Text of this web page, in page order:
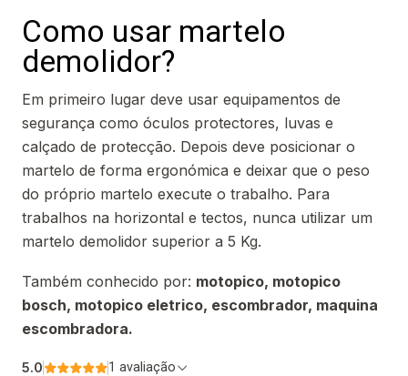
Como usar martelo
demolidor?
Em primeiro lugar deve usar equipamentos de
segurança como óculos protectores, luvas e
calçado de protecção. Depois deve posicionar o
martelo de forma ergonómica e deixar que o peso
do próprio martelo execute o trabalho. Para
trabalhos na horizontal e tectos, nunca utilizar um
martelo demolidor superior a 5 Kg.
Também conhecido por: motopico, motopico
bosch, motopico eletrico, escombrador, maquina
escombradora.
5.0 1 avaliação